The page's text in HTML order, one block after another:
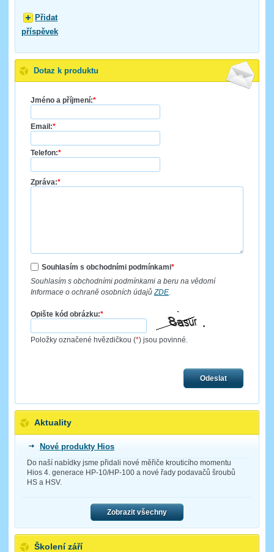
Přidat
příspěvek
Dotaz k produktu
Jméno a příjmení:*
Email:*
Telefon:*
Zpráva:*
Souhlasím s obchodními podmínkami*
Souhlasím s obchodními podmínkami a beru na vědomí
Informace o ochraně osobních údajůZDE.
Opište kód obrázku:*
Položky označené hvězdičkou (*) jsou povinné.
Odeslat
Aktuality
Nové produkty Hios
Do naší nabídky jsme přidali nové měřiče krouticího momentu
Hios 4. generace HP-10/HP-100 a nové řady podavačů šroubů
HS a HSV.
Zobrazit všechny
Školení září